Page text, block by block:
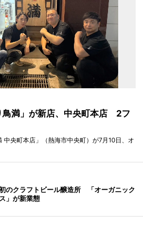
鳥満」が新店、中央町本店 2フ
中央町本店」（熱海市中央町）が7月10日、オ
のクラフトビール醸造所 「オーガニック
」が新業態